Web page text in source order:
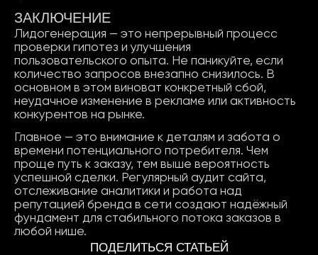
ЗАКЛЮЧЕНИЕ
Лидогенерация — это непрерывный процесс
проверки гипотез и улучшения
пользовательского опыта. Не паникуйте, если
количество запросов внезапно снизилось. В
основном в этом виноват конкретный сбой,
неудачное изменение в рекламе или активность
конкурентов на рынке.
Главное — это внимание к деталям и забота о
времени потенциального потребителя. Чем
проще путь к заказу, тем выше вероятность
успешной сделки. Регулярный аудит сайта,
отслеживание аналитики и работа над
репутацией бренда в сети создают надёжный
фундамент для стабильного потока заказов в
любой нише.
ПОДЕЛИТЬСЯ СТАТЬЕЙ